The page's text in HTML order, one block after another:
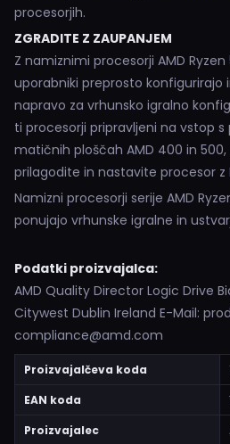
procesorjih.
ZGRADITE Z ZAUPANJEM
Z namiznimi procesorji AMD
uporabniki preprosto konfigurirajo
napravo za vrhunsko igralno
ti procesorji pripravljeni na vstop s
matičnih ploščah AMD 400 in
prilagodite in nastavite procesor z
Namizni procesorji serije AMD
ponujajo vrhunske igralne in
Podatki proizvajalca:
AMD Quality Director Logic Drive
Citywest Dublin Ireland E-Mail:
compliance@amd.com
Proizvajalčeva koda
EAN koda
Proizvajalec